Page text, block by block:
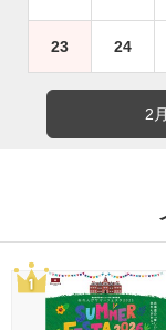
23 24
2